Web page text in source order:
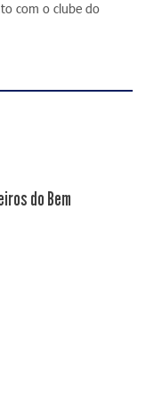
com o clube do
do Bem